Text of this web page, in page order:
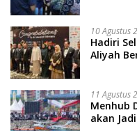
10 Agustus
Hadiri
Aliyah
11 Agustus
Menhub
akan